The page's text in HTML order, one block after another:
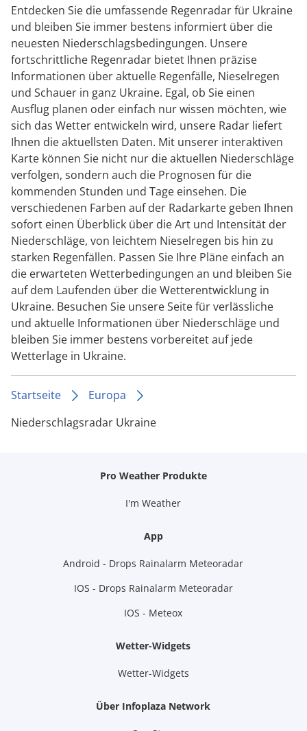
Entdecken Sie die umfassende Regenradar für Ukraine
und bleiben Sie immer bestens informiert über die
neuesten Niederschlagsbedingungen. Unsere
fortschrittliche Regenradar bietet Ihnen präzise
Informationen über aktuelle Regenfälle, Nieselregen
und Schauer in ganz Ukraine. Egal, ob Sie einen
Ausflug planen oder einfach nur wissen möchten, wie
sich das Wetter entwickeln wird, unsere Radar liefert
Ihnen die aktuellsten Daten. Mit unserer interaktiven
Karte können Sie nicht nur die aktuellen Niederschläge
verfolgen, sondern auch die Prognosen für die
kommenden Stunden und Tage einsehen. Die
verschiedenen Farben auf der Radarkarte geben Ihnen
sofort einen Überblick über die Art und Intensität der
Niederschläge, von leichtem Nieselregen bis hin zu
starken Regenfällen. Passen Sie Ihre Pläne einfach an
die erwarteten Wetterbedingungen an und bleiben Sie
auf dem Laufenden über die Wetterentwicklung in
Ukraine. Besuchen Sie unsere Seite für verlässliche
und aktuelle Informationen über Niederschläge und
bleiben Sie immer bestens vorbereitet auf jede
Wetterlage in Ukraine.
Startseite
Europa
Niederschlagsradar Ukraine
Pro Weather Produkte
I'm Weather
App
Android - Drops Rainalarm Meteoradar
IOS - Drops Rainalarm Meteoradar
IOS - Meteox
Wetter-Widgets
Wetter-Widgets
Über Infoplaza Network